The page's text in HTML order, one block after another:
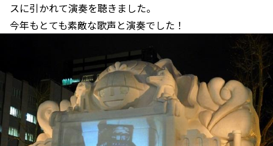
スに引かれて演奏を聴きました。
今年もとても素敵な歌声と演奏でした！